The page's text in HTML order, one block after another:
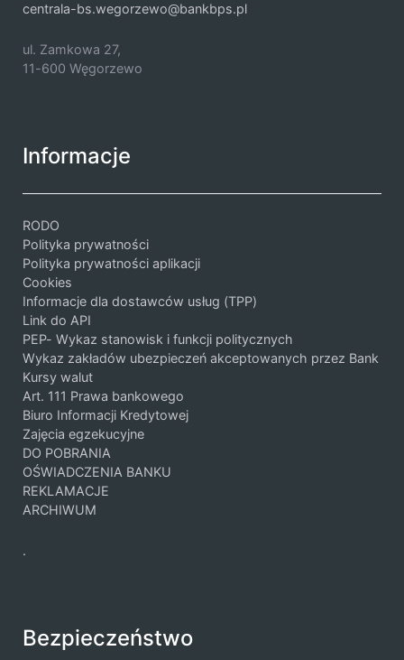
centrala-bs.wegorzewo@bankbps.pl
ul. Zamkowa 27,
11-600 Węgorzewo
Informacje
RODO
Polityka prywatności
Polityka prywatności aplikacji
Cookies
Informacje dla dostawców usług (TPP)
Link do API
PEP- Wykaz stanowisk i funkcji politycznych
Wykaz zakładów ubezpieczeń akceptowanych przez Bank
Kursy walut
Art. 111 Prawa bankowego
Biuro Informacji Kredytowej
Zajęcia egzekucyjne
DO POBRANIA
OŚWIADCZENIA BANKU
REKLAMACJE
ARCHIWUM
.
Bezpieczeństwo